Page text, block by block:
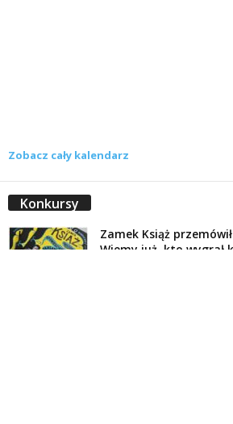
Zobacz cały kalendarz
Konkursy
Zamek Książ
Wiemy już, kto wygrał